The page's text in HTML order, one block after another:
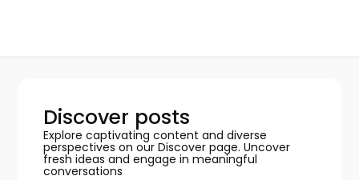
Discover posts
Explore captivating content and diverse
perspectives on our Discover page. Uncover
fresh ideas and engage in meaningful
conversations